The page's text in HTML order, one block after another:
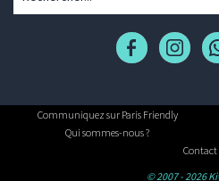
Communiquez sur Paris Friendly
Qui sommes-nous ?
Contact
© 2007 - 2026